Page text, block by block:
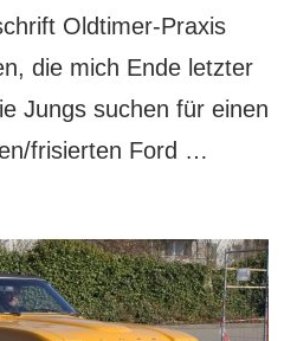
Oldtimer-Praxis
die mich Ende letzter
Jungs suchen für einen
frisierten Ford …